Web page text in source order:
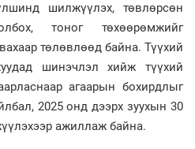
шилжүүлэх, төвлөрсөн
тоног төхөөрөмжийг
төлөвлөөд байна. Түүхий
шинэчлэл хийж түүхий
агаарын бохирдлыг
2025 онд дээрх зуухын 30
ажиллаж байна.